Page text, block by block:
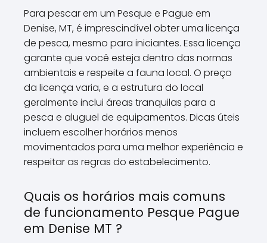
Para pescar em um Pesque e Pague em
Denise, MT, é imprescindível obter uma licença
de pesca, mesmo para iniciantes. Essa licença
garante que você esteja dentro das normas
ambientais e respeite a fauna local. O preço
da licença varia, e a estrutura do local
geralmente inclui áreas tranquilas para a
pesca e aluguel de equipamentos. Dicas úteis
incluem escolher horários menos
movimentados para uma melhor experiência e
respeitar as regras do estabelecimento.
Quais os horários mais comuns
de funcionamento Pesque Pague
em Denise MT ?